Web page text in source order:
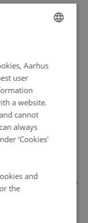
Jordbrug
GUDP
har
Dernæst
og indstiller
de finder relevante
de får tilsagn til
DANISH
Aarhus
user
a website.
cannot
always
‘Cookies'
and
the